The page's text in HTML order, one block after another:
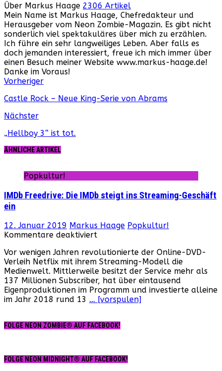
Über Markus Haage 2306 Artikel
Mein Name ist Markus Haage, Chefredakteur und
Herausgeber vom Neon Zombie-Magazin. Es gibt nicht
sonderlich viel spektakuläres über mich zu erzählen.
Ich führe ein sehr langweiliges Leben. Aber falls es
doch jemanden interessiert, freue ich mich immer über
einen Besuch meiner Website www.markus-haage.de!
Danke im Voraus!
Webseite
Facebook
Instagram
YouTube
Vorheriger
Castle Rock – Neue King-Serie von Abrams
Nächster
„Hellboy 3“ ist tot.
ÄHNLICHE ARTIKEL
Popkultur!
IMDb Freedrive: Die IMDb steigt ins Streaming-Geschäft
ein
12. Januar 2019 Markus Haage Popkultur!
Kommentare deaktiviertfür
Freedrive:
Die
IMDb
steigt
ins
Streaming-
ein
Vor wenigen Jahren revolutionierte der Online-DVD-
Verleih Netflix mit ihrem Streaming-Modell die
Medienwelt. Mittlerweile besitzt der Service mehr als
137 Millionen Subscriber, hat über eintausend
Eigenproduktionen im Programm und investierte alleine
im Jahr 2018 rund 13 … [vorspulen]
FOLGE NEON ZOMBIE® AUF FACEBOOK!
FOLGE NEON MIDNIGHT® AUF FACEBOOK!